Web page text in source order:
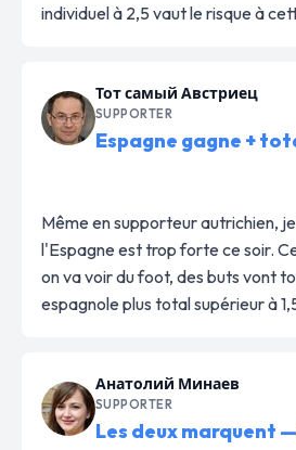
individuel à 2,5 vaut le risque à
Тот самый Австриец
SUPPORTER
Espagne gagne +
Même en supporteur autrichien,
l'Espagne est trop forte ce soir.
on va voir du foot, des buts vont
espagnole plus total supérieur à
Анатолий Минаев
SUPPORTER
Les deux marquent